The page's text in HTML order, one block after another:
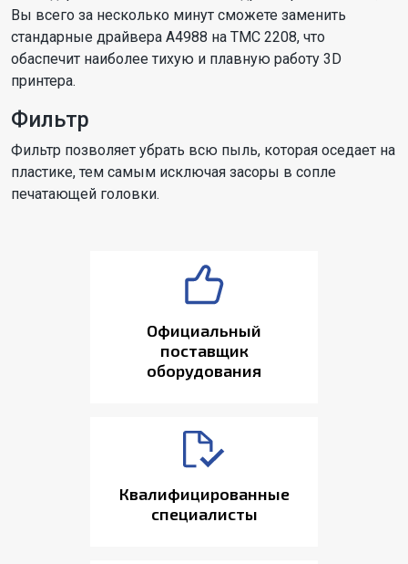
Вы всего за несколько минут сможете заменить
стандарные драйвера A4988 на TMC 2208, что
обаспечит наиболее тихую и плавную работу 3D
принтера.
Фильтр
Фильтр позволяет убрать всю пыль, которая оседает на
пластике, тем самым исключая засоры в сопле
печатающей головки.
Официальный
поставщик
оборудования
Квалифицированные
специалисты